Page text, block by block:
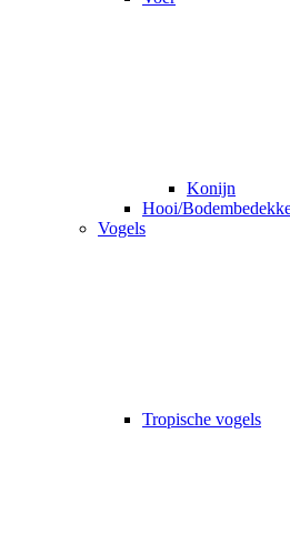
Konijn
Hooi/
Vogels
Tropische vogels